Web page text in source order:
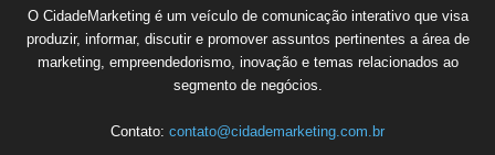
O CidadeMarketing é um veículo de comunicação interativo que visa
produzir, informar, discutir e promover assuntos pertinentes a área de
marketing, empreendedorismo, inovação e temas relacionados ao
segmento de negócios.
Contato: contato@cidademarketing.com.br